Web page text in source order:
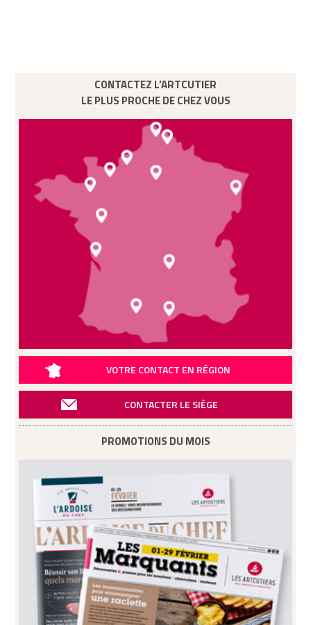
CONTACTEZ L’ARTCUTIER
LE PLUS PROCHE DE CHEZ VOUS
VOTRE CONTACT EN RÉGION
CONTACTER LE SIÈGE
PROMOTIONS DU MOIS